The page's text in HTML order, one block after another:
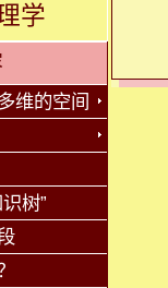
学
维的空间
树”